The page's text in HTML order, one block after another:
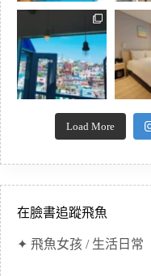
Load More
在臉書追蹤飛魚
✦ 飛魚女孩 / 生活日常